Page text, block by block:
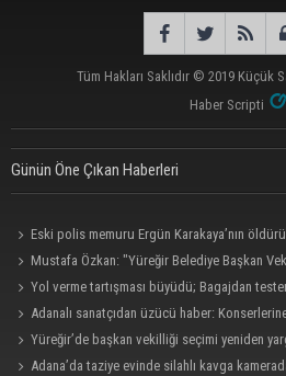
Tüm Hakları Saklıdır © 2019 Küçük
Haber Scripti
Günün Öne Çıkan Haberleri
Eski polis memuru Ergün Karakaya’nın
görüntüleri ortaya çıktı
Mustafa Özkan: "Yüreğir Belediye Başkan
süreç başlatıldı"
Yol verme tartışması büyüdü; Bagajdan
yürüdü
Adanalı sanatçıdan üzücü haber:
Yüreğir’de başkan vekilliği seçimi yeniden
Adana’da taziye evinde silahlı kavga